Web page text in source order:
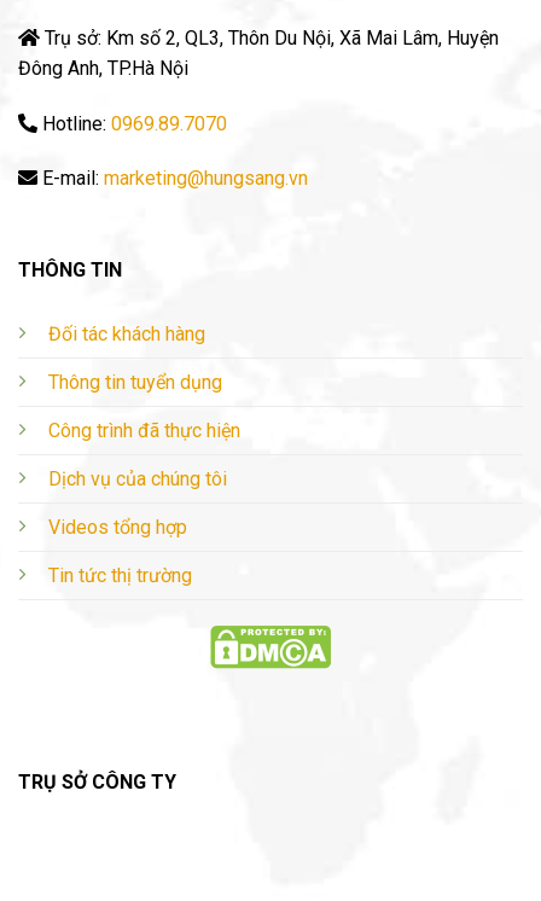
Trụ sở: Km số 2, QL3, Thôn Du Nội, Xã Mai Lâm, Huyện
Đông Anh, TP.Hà Nội
Hotline: 0969.89.7070
E-mail: marketing@hungsang.vn
THÔNG TIN
Đối tác khách hàng
Thông tin tuyển dụng
Công trình đã thực hiện
Dịch vụ của chúng tôi
Videos tổng hợp
Tin tức thị trường
TRỤ SỞ CÔNG TY